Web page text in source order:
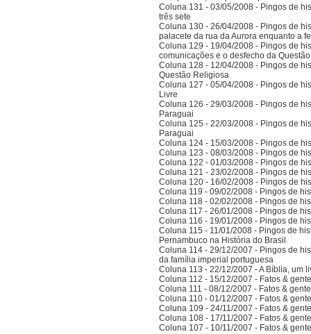
Coluna 131 - 03/05/2008 - Pingos de
três sete
Coluna 130 - 26/04/2008 - Pingos de
palacete da rua da Aurora enquanto a
Coluna 129 - 19/04/2008 - Pingos de
comunicações e o desfecho da
Coluna 128 - 12/04/2008 - Pingos de
Questão Religiosa
Coluna 127 - 05/04/2008 - Pingos de
Livre
Coluna 126 - 29/03/2008 - Pingos de
Paraguai
Coluna 125 - 22/03/2008 - Pingos de
Paraguai
Coluna 124 - 15/03/2008 - Pingos de
Coluna 123 - 08/03/2008 - Pingos de
Coluna 122 - 01/03/2008 - Pingos de
Coluna 121 - 23/02/2008 - Pingos de
Coluna 120 - 16/02/2008 - Pingos de
Coluna 119 - 09/02/2008 - Pingos de
Coluna 118 - 02/02/2008 - Pingos de
Coluna 117 - 26/01/2008 - Pingos de
Coluna 116 - 19/01/2008 - Pingos de
Coluna 115 - 11/01/2008 - Pingos de
Pernambuco na História do Brasil
Coluna 114 - 29/12/2007 - Pingos de
da família imperial portuguesa
Coluna 113 - 22/12/2007 - A Bíblia, um
Coluna 112 - 15/12/2007 - Fatos &
Coluna 111 - 08/12/2007 - Fatos &
Coluna 110 - 01/12/2007 - Fatos &
Coluna 109 - 24/11/2007 - Fatos &
Coluna 108 - 17/11/2007 - Fatos &
Coluna 107 - 10/11/2007 - Fatos &